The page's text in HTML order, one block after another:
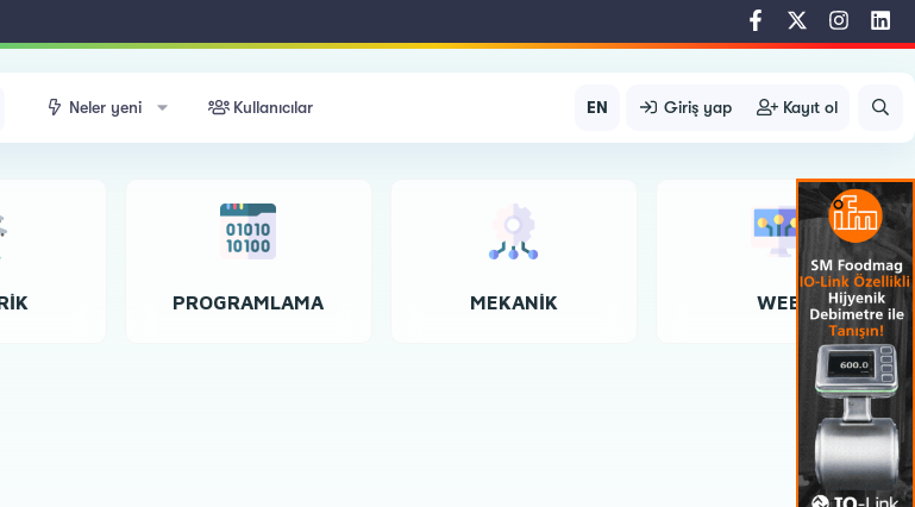
Neler yeni Kullanıcılar EN Giriş yap Kayıt ol
PROGRAMLAMA MEKANIK WEB